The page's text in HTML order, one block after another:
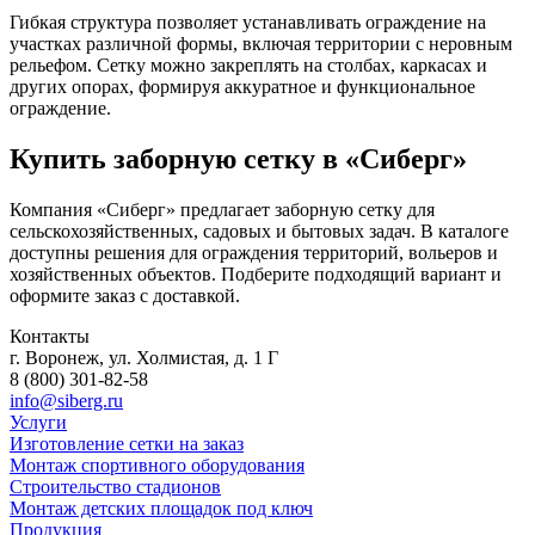
Гибкая структура позволяет устанавливать ограждение на
участках различной формы, включая территории с неровным
рельефом. Сетку можно закреплять на столбах, каркасах и
других опорах, формируя аккуратное и функциональное
ограждение.
Купить заборную сетку в «Сиберг»
Компания «Сиберг» предлагает заборную сетку для
сельскохозяйственных, садовых и бытовых задач. В каталоге
доступны решения для ограждения территорий, вольеров и
хозяйственных объектов. Подберите подходящий вариант и
оформите заказ с доставкой.
Контакты
г. Воронеж, ул. Холмистая, д. 1 Г
8 (800) 301-82-58
info@siberg.ru
Услуги
Изготовление сетки на заказ
Монтаж спортивного оборудования
Строительство стадионов
Монтаж детских площадок под ключ
Продукция